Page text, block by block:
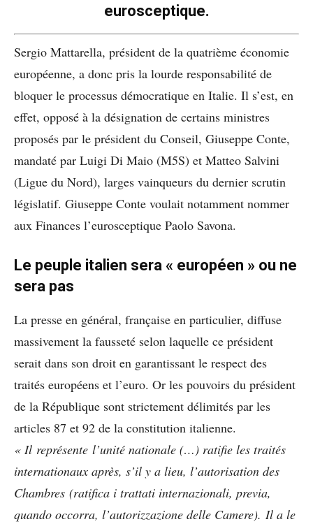
eurosceptique.
Sergio Mattarella, président de la quatrième économie
européenne, a donc pris la lourde responsabilité de
bloquer le processus démocratique en Italie. Il s’est, en
effet, opposé à la désignation de certains ministres
proposés par le président du Conseil, Giuseppe Conte,
mandaté par Luigi Di Maio (M5S) et Matteo Salvini
(Ligue du Nord), larges vainqueurs du dernier scrutin
législatif. Giuseppe Conte voulait notamment nommer
aux Finances l’eurosceptique Paolo Savona.
Le peuple italien sera « européen » ou ne
sera pas
La presse en général, française en particulier, diffuse
massivement la fausseté selon laquelle ce président
serait dans son droit en garantissant le respect des
traités européens et l’euro. Or les pouvoirs du président
de la République sont strictement délimités par les
articles 87 et 92 de la constitution italienne.
« Il représente l’unité nationale (…) ratifie les traités
internationaux après, s’il y a lieu, l’autorisation des
Chambres (ratifica i trattati internazionali, previa,
quando occorra, l’autorizzazione delle Camere). Il a le